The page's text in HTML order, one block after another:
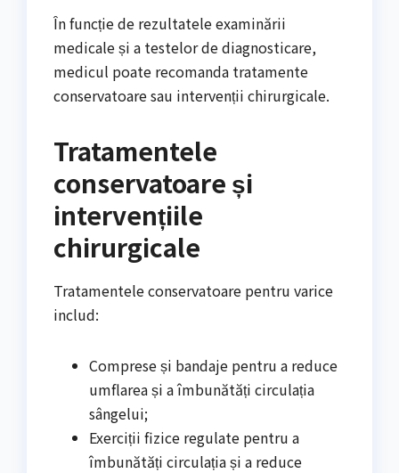
În funcție de rezultatele examinării
medicale și a testelor de diagnosticare,
medicul poate recomanda tratamente
conservatoare sau intervenții chirurgicale.
Tratamentele
conservatoare și
intervențiile
chirurgicale
Tratamentele conservatoare pentru varice
includ:
Comprese și bandaje pentru a reduce
umflarea și a îmbunătăți circulația
sângelui;
Exerciții fizice regulate pentru a
îmbunătăți circulația și a reduce